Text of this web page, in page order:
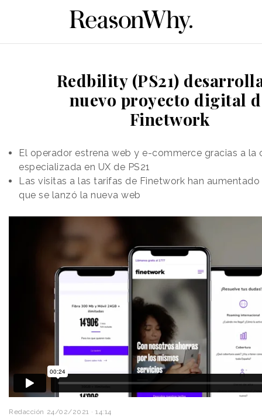
Redbility (PS21)
nuevo proyecto digital
Finetwork
El operador estrena web y e-commerce gracias a la
especializada en UX de PS21
Las visitas a las tarifas de Finetwork han aumentado
que se lanzó la nueva web
Redacción 24/02/2021 · 14:14